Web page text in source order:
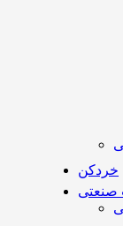
خردکن
صنعتی